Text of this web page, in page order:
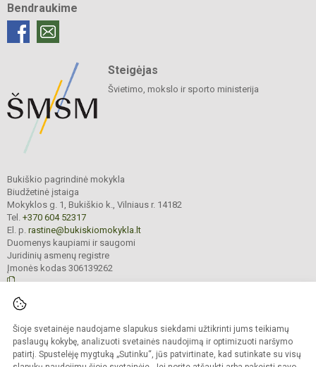
Šioje svetainėje naudojame slapukus siekdami užtikrinti jums teikiamų
paslaugų kokybę, analizuoti svetainės naudojimą ir optimizuoti naršymo
patirtį. Spustelėję mygtuką „Sutinku“, jūs patvirtinate, kad sutinkate su visų
Bendraukime
Steigėjas
Švietimo, mokslo ir sporto ministerija
Bukiškio pagrindinė mokykla
Biudžetinė įstaiga
Mokyklos g. 1, Bukiškio k., Vilniaus r. 14182
Tel. +370 604 52317
El. p. rastine@bukiskiomokykla.lt
Duomenys kaupiami ir saugomi
Juridinių asmenų registre
Įmonės kodas 306139262
Kopijuoti turinį be raštiško Bukiškio pagrindinės mokyklos administracijos
sutikimo griežtai draudžiama.
Prieinamumo paraiška Slapukų valdymas